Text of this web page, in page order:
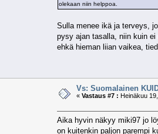
olekaan niin helppoa.
Sulla menee ikä ja terveys,
pysy ajan tasalla, niin kuin
ehkä hieman liian vaikea,
Vs: Suomalainen
« Vastaus #7 : Heinäkuu
Aika hyvin näkyy miki97 jo
on kuitenkin paljon parempi